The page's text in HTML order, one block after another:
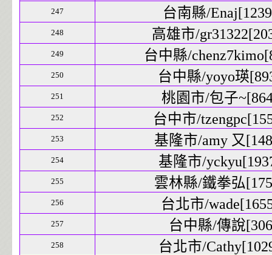
247 台南縣/
248 高雄市/
249 台中縣/
250 台中縣/yoyo瑛
251 桃園市/包子
252 台中市/
253 基隆市/amy 又
254 基隆市/
255 雲林縣/鐵拳弘
256 台北市/
257 台中縣/傳說
258 台北市/